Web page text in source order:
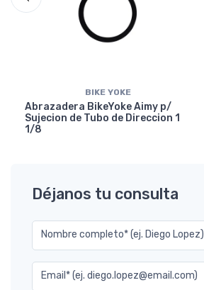
BIKE YOKE
Abrazadera BikeYoke Aimy p/
Sujecion de Tubo de Direccion 1
1/8
Déjanos tu consulta
Nombre completo* (ej. Diego Lopez)
Email* (ej. diego.lopez@email.com)